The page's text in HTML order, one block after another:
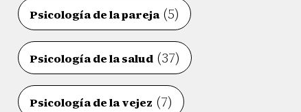
Psicología de la pareja(5)
Psicología de la salud (37)
Psicología de la vejez (7)